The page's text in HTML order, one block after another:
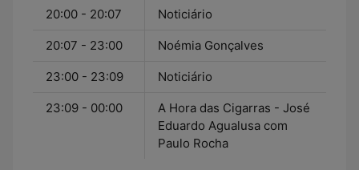
20:00 - 20:07 Noticiário
20:07 - 23:00 Noémia Gonçalves
23:00 - 23:09 Noticiário
23:09 - 00:00
A Hora das Cigarras - José
Eduardo Agualusa com
Paulo Rocha